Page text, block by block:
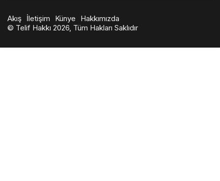
Akış İletişim Künye
Hakkımızda
© Telif Hakkı 2026, Tüm Hakları Saklıdır